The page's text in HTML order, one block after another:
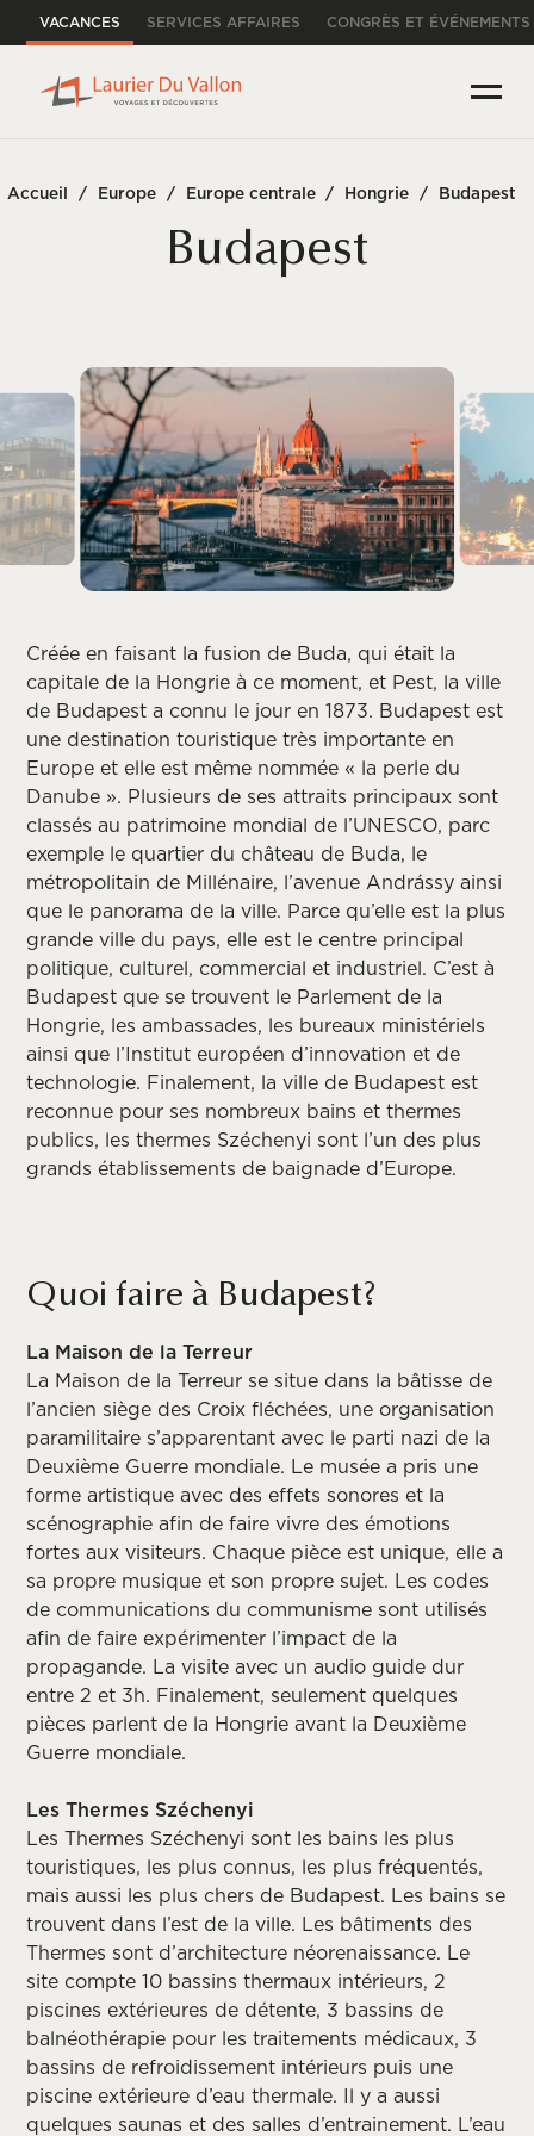
VACANCES SERVICES AFFAIRES CONGRÈS ET ÉVÉNEMENTS
Accueil / Europe / Europe centrale / Hongrie / Budapest
Budapest
Créée en faisant la fusion de Buda, qui était la
capitale de la Hongrie à ce moment, et Pest, la ville
de Budapest a connu le jour en 1873. Budapest est
une destination touristique très importante en
Europe et elle est même nommée « la perle du
Danube ». Plusieurs de ses attraits principaux sont
classés au patrimoine mondial de l’UNESCO, parc
exemple le quartier du château de Buda, le
métropolitain de Millénaire, l’avenue Andrássy ainsi
que le panorama de la ville. Parce qu’elle est la plus
grande ville du pays, elle est le centre principal
politique, culturel, commercial et industriel. C’est à
Budapest que se trouvent le Parlement de la
Hongrie, les ambassades, les bureaux ministériels
ainsi que l’Institut européen d’innovation et de
technologie. Finalement, la ville de Budapest est
reconnue pour ses nombreux bains et thermes
publics, les thermes Széchenyi sont l’un des plus
grands établissements de baignade d’Europe.
Quoi faire à Budapest?
La Maison de la Terreur
La Maison de la Terreur se situe dans la bâtisse de
l’ancien siège des Croix fléchées, une organisation
paramilitaire s’apparentant avec le parti nazi de la
Deuxième Guerre mondiale. Le musée a pris une
forme artistique avec des effets sonores et la
scénographie afin de faire vivre des émotions
fortes aux visiteurs. Chaque pièce est unique, elle a
sa propre musique et son propre sujet. Les codes
de communications du communisme sont utilisés
afin de faire expérimenter l’impact de la
propagande. La visite avec un audio guide dur
entre 2 et 3h. Finalement, seulement quelques
pièces parlent de la Hongrie avant la Deuxième
Guerre mondiale.
Les Thermes Széchenyi
Les Thermes Széchenyi sont les bains les plus
touristiques, les plus connus, les plus fréquentés,
mais aussi les plus chers de Budapest. Les bains se
trouvent dans l’est de la ville. Les bâtiments des
Thermes sont d’architecture néorenaissance. Le
site compte 10 bassins thermaux intérieurs, 2
piscines extérieures de détente, 3 bassins de
balnéothérapie pour les traitements médicaux, 3
bassins de refroidissement intérieurs puis une
piscine extérieure d’eau thermale. Il y a aussi
quelques saunas et des salles d’entrainement. L’eau